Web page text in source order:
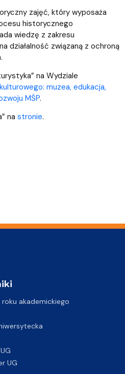
zajęć, który wyposaża
historycznego
wiedzę z zakresu
działalność związaną z ochroną
na Wydziale
muzea, edukacja,
MŚP.
na stronie.
roku akademickiego
UG